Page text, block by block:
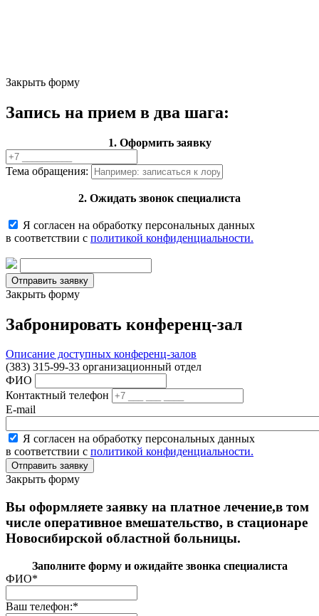
Закрыть форму
Запись на прием в два шага:
1. Оформить заявку
Тема обращения:
2. Ожидать звонок специалиста
Я согласен на обработку персональных данных
в соответствии с политикой конфиденциальности.
Закрыть форму
Забронировать конференц-зал
Описание доступных конференц-залов
(383) 315-99-33 организационный отдел
ФИО
Контактный телефон
E-mail
Я согласен на обработку персональных данных
в соответствии с политикой конфиденциальности.
Закрыть форму
Вы оформляете заявку на платное лечение,в том
числе оперативное вмешательство, в стационаре
Новосибирской областной больницы.
Заполните форму и ожидайте звонка специалиста
ФИО*
Ваш телефон:*